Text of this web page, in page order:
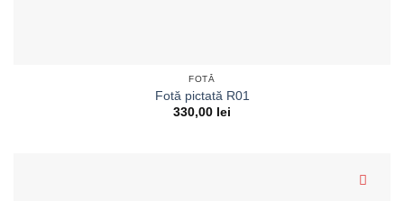
FOTĂ
Fotă pictată R01
330,00 lei